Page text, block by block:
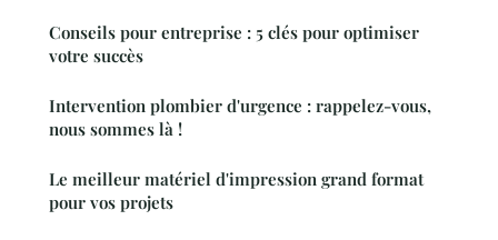
Conseils pour entreprise : 5 clés pour optimiser
votre succès
Intervention plombier d'urgence : rappelez-vous,
nous sommes là !
Le meilleur matériel d'impression grand format
pour vos projets